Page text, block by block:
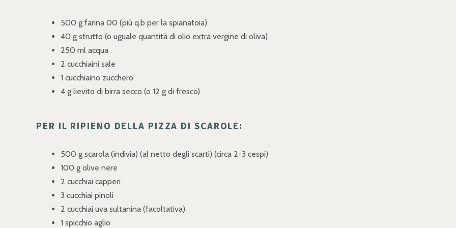
500 g farina 00 (più q.b per la spianatoia)
40 g strutto (o uguale quantità di olio extra vergine di oliva)
250 ml acqua
2 cucchiaini sale
1 cucchiaino zucchero
4 g lievito di birra secco (o 12 g di fresco)
PER IL RIPIENO DELLA PIZZA DI SCAROLE:
500 g scarola (indivia) (al netto degli scarti) (circa 2-3 cespi)
100 g olive nere
2 cucchiai capperi
3 cucchiai pinoli
2 cucchiai uva sultanina (facoltativa)
1 spicchio aglio